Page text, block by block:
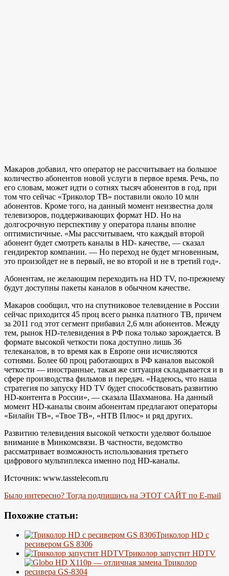
Макаров добавил, что оператор не рассчитывает на большое
количество абонентов новой услуги в первое время. Речь, по
его словам, может идти о сотнях тысяч абонентов в год, при
том что сейчас «Триколор ТВ» поставили около 10 млн
абонентов. Кроме того, на данный момент неизвестна доля
телевизоров, поддерживающих формат HD. Но на
долгосрочную перспективу у оператора планы вполне
оптимистичные. «Мы рассчитываем, что каждый второй
абонент будет смотреть каналы в HD- качестве, — сказал
гендиректор компании. — Но переход не будет мгновенным,
это произойдет не в первый, не во второй и не в третий год».
Абонентам, не желающим переходить на HD TV, по-прежнему
будут доступны пакеты каналов в обычном качестве.
Макаров сообщил, что на спутниковое телевидение в России
сейчас приходится 45 проц всего рынка платного ТВ, причем
за 2011 год этот сегмент прибавил 2,6 млн абонентов. Между
тем, рынок HD-телевидения в РФ пока только зарождается. В
формате высокой четкости пока доступно лишь 36
телеканалов, в то время как в Европе они исчисляются
сотнями. Более 60 проц работающих в РФ каналов высокой
четкости — иностранные, такая же ситуация складывается и в
сфере производства фильмов и передач. «Надеюсь, что наша
стратегия по запуску HD TV будет способствовать развитию
HD-контента в России», — сказала Шахманова. На данный
момент HD-каналы своим абонентам предлагают операторы
«Билайн ТВ», «Твое ТВ», «НТВ Плюс» и ряд других.
Развитию телевидения высокой четкости уделяют большое
внимание в Минкомсвязи. В частности, ведомство
рассматривает возможность использования третьего
цифрового мультиплекса именно под HD-каналы.
Источник: www.tasstelecom.ru
Было интересно? Тогда подпишись на ЭТОТ САЙТ по E-mail
Похожие статьи:
Триколор HD с
ресивером GS 8306
Триколор запустит HDTV